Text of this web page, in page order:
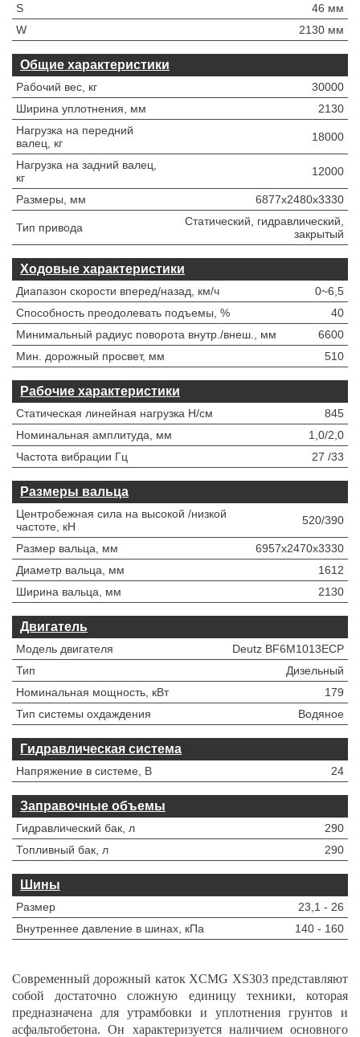
S
46 мм
W
2130 мм
Общие характеристики
Рабочий вес, кг
30000
Ширина уплотнения, мм
2130
Нагрузка на передний
валец, кг
18000
Нагрузка на задний валец,
кг
12000
Размеры, мм 6877x2480x3330
Тип привода
Статический, гидравлический,
закрытый
Ходовые характеристики
Диапазон скорости вперед/назад, км/ч
0~6,5
Способность преодолевать подъемы, %
40
Минимальный радиус поворота внутр./внеш., мм
6600
Мин. дорожный просвет, мм
510
Рабочие характеристики
Статическая линейная нагрузка Н/см
845
Номинальная амплитуда, мм
1,0/2,0
Частота вибрации Гц
27 /33
Размеры вальца
Центробежная сила на высокой /низкой
частоте, кН
520/390
Размер вальца, мм
6957x2470x3330
Диаметр вальца, мм
1612
Ширина вальца, мм
2130
Двигатель
Модель двигателя
Deutz BF6M1013ECP
Тип
Дизельный
Номинальная мощность, кВт
179
Тип системы охдаждения
Водяное
Гидравлическая система
Напряжение в системе, В 24
Заправочные объемы
Гидравлический бак, л
290
Топливный бак, л
290
Шины
Размер
23,1 - 26
Внутреннее давление в шинах, кПа
140 - 160
Современный дорожный каток XCMG XS303 представляют
собой достаточно сложную единицу техники, которая
предназначена для утрамбовки и уплотнения грунтов и
асфальтобетона. Он характеризуется наличием основного